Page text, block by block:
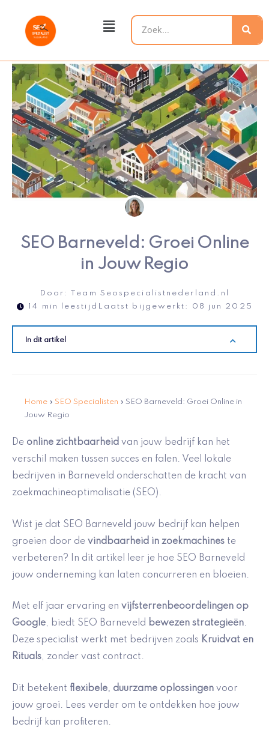
Main
Menu
Zoeken
SEO Barneveld: Groei Online
in Jouw Regio
Door:
Team Seospecialistnederland.nl
14 min leestijd Laatst bijgewerkt: 08 jun 2025
In dit artikel
Home » SEO Specialisten » SEO Barneveld: Groei Online in
Jouw Regio
De online zichtbaarheid van jouw bedrijf kan het
verschil maken tussen succes en falen. Veel lokale
bedrijven in Barneveld onderschatten de kracht van
zoekmachineoptimalisatie (SEO).
Wist je dat SEO Barneveld jouw bedrijf kan helpen
groeien door de vindbaarheid in zoekmachines te
verbeteren? In dit artikel leer je hoe SEO Barneveld
jouw onderneming kan laten concurreren en bloeien.
Met elf jaar ervaring en vijfsterrenbeoordelingen op
Google, biedt SEO Barneveld bewezen strategieën.
Deze specialist werkt met bedrijven zoals Kruidvat en
Rituals, zonder vast contract.
Dit betekent flexibele, duurzame oplossingen voor
jouw groei. Lees verder om te ontdekken hoe jouw
bedrijf kan profiteren.